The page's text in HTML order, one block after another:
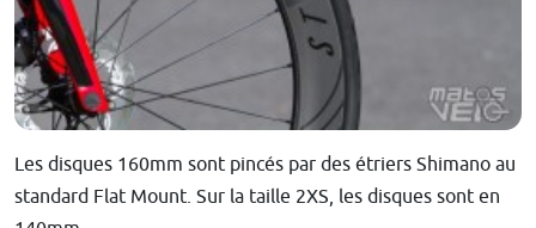
Les disques 160mm sont pincés par des étriers Shimano au
standard Flat Mount. Sur la taille 2XS, les disques sont en